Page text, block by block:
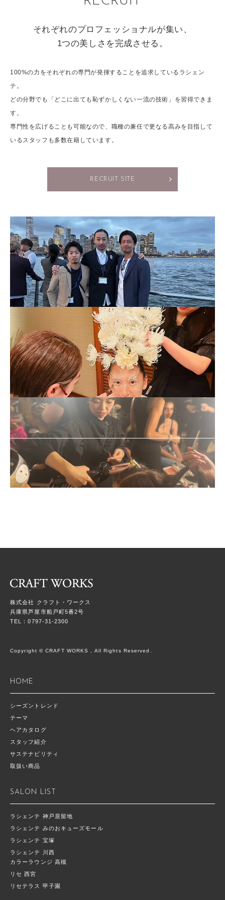
それぞれのプロフェッショナルが集い、
1つの美しさを完成させる。
100%の力をそれぞれの専門が発揮することを追求しているラシェン
テ。
どの分野でも「どこに出ても恥ずかしくない一流の技術」を習得できま
す。
専門性を広げることも可能なので、職種の兼任で更なる高みを目指して
いるスタッフも多数在籍しています。
RECRUIT SITE
株式会社 クラフト・ワークス
兵庫県芦屋市船戸町5番2号
TEL：0797-31-2300
Copyright © CRAFT WORKS , All Rights Reserved.
HOME
シーズントレンド
テーマ
ヘアカタログ
スタッフ紹介
サステナビリティ
取扱い商品
SALON LIST
ラシェンテ 神戸居留地
ラシェンテ みのおキューズモール
ラシェンテ 宝塚
ラシェンテ 川西
カラーラウンジ 高槻
リセ 西宮
リセテラス 甲子園